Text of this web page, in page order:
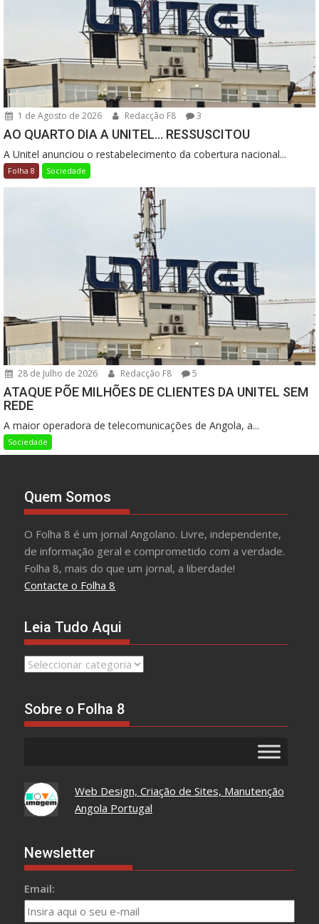
1 de Agosto de 2026 Redacção F8 3
AO QUARTO DIA A UNITEL… RESSUSCITOU
A Unitel anunciou o restabelecimento da cobertura nacional...
Folha 8 Sociedade
28 de Julho de 2026 Redacção F8 5
ATAQUE PÕE MILHÕES DE CLIENTES DA UNITEL SEM
REDE
A maior operadora de telecomunicações de Angola, a...
Sociedade
Quem Somos
O Folha 8 é um jornal Angolano. Livre, independente,
de informação geral e comprometido com a verdade.
Folha 8, mais do que um jornal, a liberdade!
Contacte o Folha 8
Leia Tudo Aqui
Leia
Sobre o Folha 8
Web Design, Criação de Sites, Manutenção
Angola Portugal
Newsletter
Email: